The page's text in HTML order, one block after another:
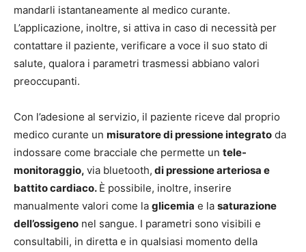
mandarli istantaneamente al medico curante.
L’applicazione, inoltre, si attiva in caso di necessità per
contattare il paziente, verificare a voce il suo stato di
salute, qualora i parametri trasmessi abbiano valori
preoccupanti.
Con l’adesione al servizio, il paziente riceve dal proprio
medico curante un misuratore di pressione integrato da
indossare come bracciale che permette un tele-
monitoraggio, via bluetooth, di pressione arteriosa e
battito cardiaco. È possibile, inoltre, inserire
manualmente valori come la glicemia e la saturazione
dell’ossigeno nel sangue. I parametri sono visibili e
consultabili, in diretta e in qualsiasi momento della